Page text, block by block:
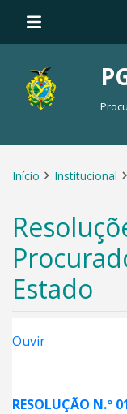
Início Institucional
Estado
Ouvir
RESOLUÇÃO N.º